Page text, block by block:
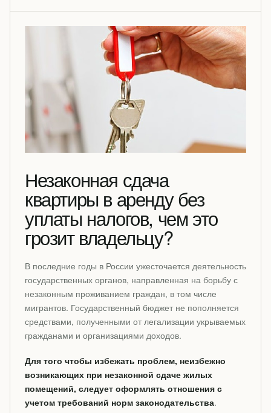
Незаконная сдача
квартиры в аренду без
уплаты налогов, чем это
грозит владельцу?
В последние годы в России ужесточается деятельность
государственных органов, направленная на борьбу с
незаконным проживанием граждан, в том числе
мигрантов. Государственный бюджет не пополняется
средствами, полученными от легализации укрываемых
гражданами и организациями доходов.
Для того чтобы избежать проблем, неизбежно
возникающих при незаконной сдаче жилых
помещений, следует оформлять отношения с
учетом требований норм законодательства.